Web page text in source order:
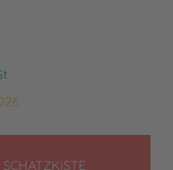
LEGEN